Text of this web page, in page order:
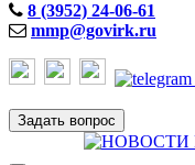
8 (3952) 24-06-61
mmp@govirk.ru
Задать вопрос